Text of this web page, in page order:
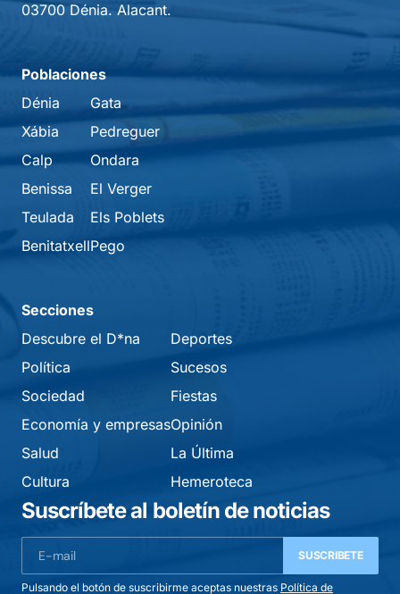
03700 Dénia. Alacant.
Poblaciones
Dénia
Xábia
Calp
Benissa
Teulada
Benitatxell
Gata
Pedreguer
Ondara
El Verger
Els Poblets
Pego
Secciones
Descubre el D*na
Política
Sociedad
Economía y empresas
Salud
Cultura
Deportes
Sucesos
Fiestas
Opinión
La Última
Hemeroteca
Suscríbete al boletín de noticias
SUSCRIBETE
Pulsando el botón de suscribirme aceptas nuestras Política de